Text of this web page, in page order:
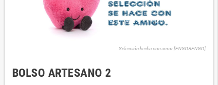
Selección hecha con amor [ENGORENGO]
BOLSO ARTESANO 2